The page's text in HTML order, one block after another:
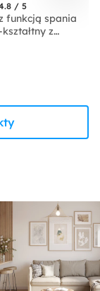
/ 5
funkcją spania
z